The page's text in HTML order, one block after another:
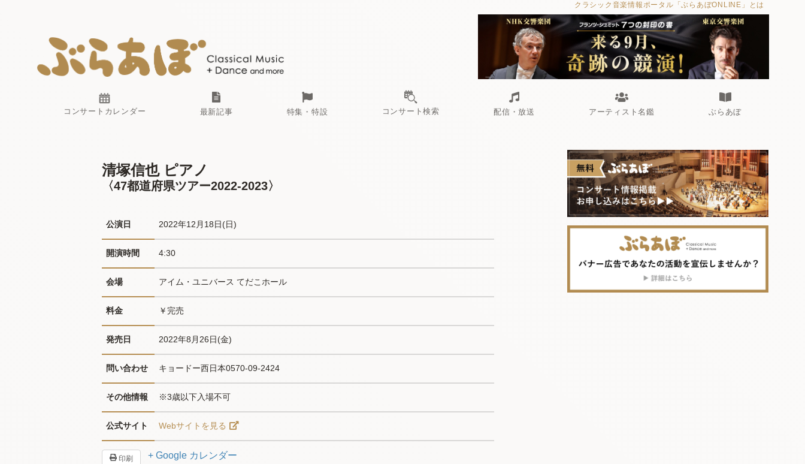
クラシック音楽情報ポータル「ぶらあぼONLINE」とは
コンサートカレンダー 最新記事 特集・特設 コンサート検索 配信・放送 アーティスト名鑑 ぶらあぼ
清塚信也 ピアノ
〈47都道府県ツアー2022-2023〉
公演日 2022年12月18日(日)
開演時間 4:30
会場 アイム・ユニバース てだこホール
料金 ￥完売
発売日 2022年8月26日(金)
問い合わせ キョードー西日本0570-09-2424
その他情報 ※3歳以下入場不可
公式サイト Webサイトを見る
印刷 + Google カレンダー